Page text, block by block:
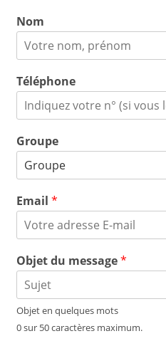
Nom
Téléphone
Groupe
Email*
Objet du message*
Objet en quelques mots
0 sur 50 caractères maximum.